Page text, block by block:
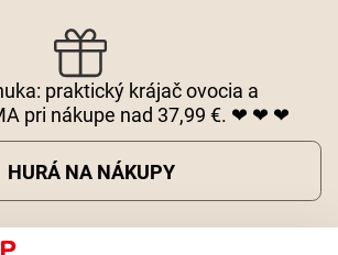
praktický krájač ovocia a
pri nákupe nad 37,99 €. ❤ ❤ ❤
HURÁ NA NÁKUPY